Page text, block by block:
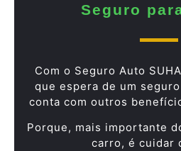
Seguro
Com o Seguro Auto
que espera de um
conta com outros
Porque, mais importante
carro, é cuidar